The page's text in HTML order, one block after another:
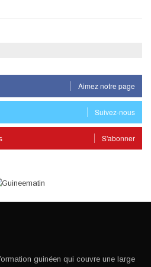
Aimez notre page
Suivez-nous
S'abonner
guinéen qui couvre une large